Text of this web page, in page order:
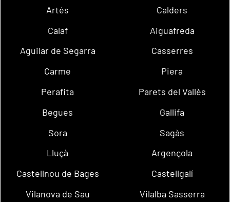
Artés
Calders
Calaf
Aiguafreda
Aguilar de Segarra
Casserres
Carme
Piera
Perafita
Parets del Vallès
Begues
Gallifa
Sora
Sagàs
Lluçà
Argençola
Castellnou de Bages
Castellgalí
Vilanova de Sau
Vilalba Sasserra